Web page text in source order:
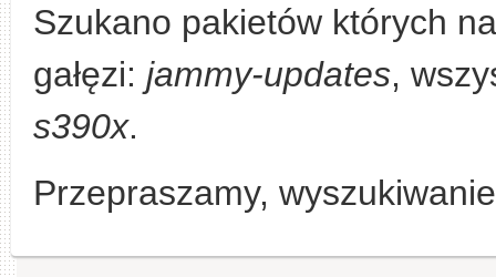
Szukano pakietów których
gałęzi: jammy-updates,
s390x.
Przepraszamy,